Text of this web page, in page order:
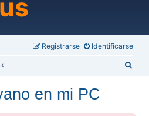
Identificarse
Registrarse
en mi PC